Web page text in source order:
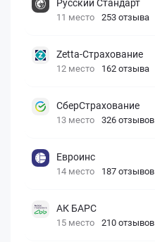
Русский Стандарт
11 место 253 отзыва
Zetta-Страхование
12 место 162 отзыва
СберСтрахование
13 место 326 отзывов
Евроинс
14 место 187 отзывов
АК БАРС
15 место 210 отзывов